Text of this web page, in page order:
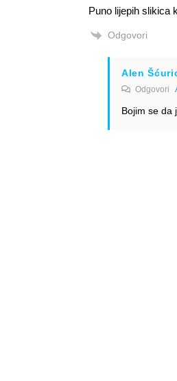
Puno lijepih slikica
Odgovori
Alen
Odgovori
Bojim se da